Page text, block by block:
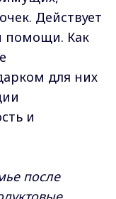
Действует
помощи. Как
для них
и
после